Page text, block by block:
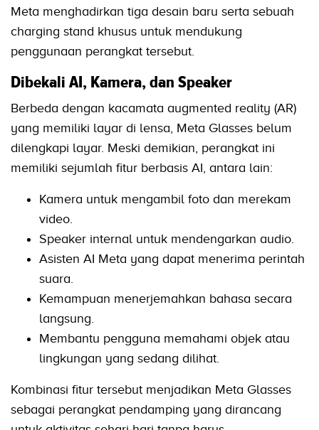
Meta menghadirkan tiga desain baru serta sebuah
charging stand khusus untuk mendukung
penggunaan perangkat tersebut.
Dibekali AI, Kamera, dan Speaker
Berbeda dengan kacamata augmented reality (AR)
yang memiliki layar di lensa, Meta Glasses belum
dilengkapi layar. Meski demikian, perangkat ini
memiliki sejumlah fitur berbasis AI, antara lain:
Kamera untuk mengambil foto dan merekam
video.
Speaker internal untuk mendengarkan audio.
Asisten AI Meta yang dapat menerima perintah
suara.
Kemampuan menerjemahkan bahasa secara
langsung.
Membantu pengguna memahami objek atau
lingkungan yang sedang dilihat.
Kombinasi fitur tersebut menjadikan Meta Glasses
sebagai perangkat pendamping yang dirancang